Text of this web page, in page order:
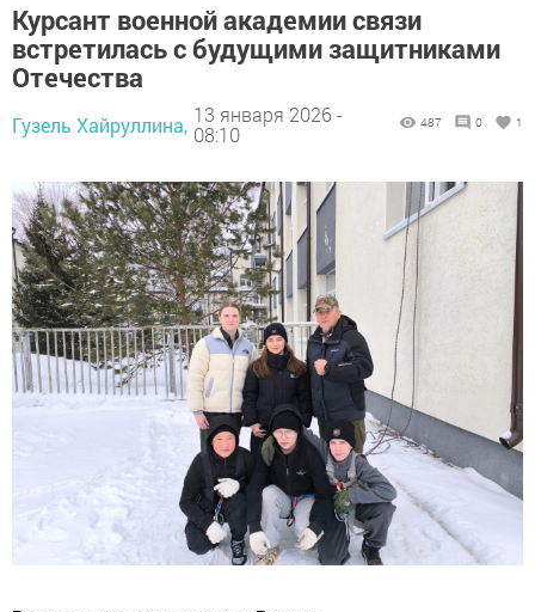
Курсант военной академии связи
встретилась с будущими защитниками
Отечества
Гузель Хайруллина, 13 января 2026 -
08:10
487 0 1